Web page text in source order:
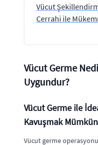
Vücut
Cerrahi ile
Vücut Germe
Uygundur?
Vücut Germe ile
Kavuşmak
Vücut germe